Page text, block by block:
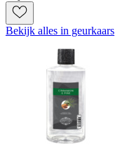
Bekijk alles in geurkaars